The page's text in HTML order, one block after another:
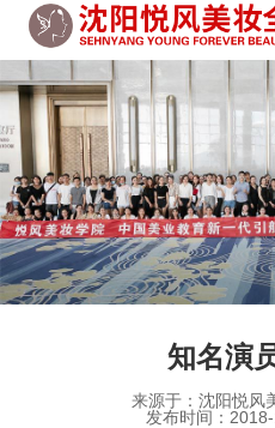
知名演
来源于：沈阳悦风
发布时间：